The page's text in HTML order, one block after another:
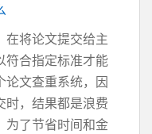
在将论文提交给主
符合指定标准才能
论文查重系统，因
时，结果都是浪费
为了节省时间和金